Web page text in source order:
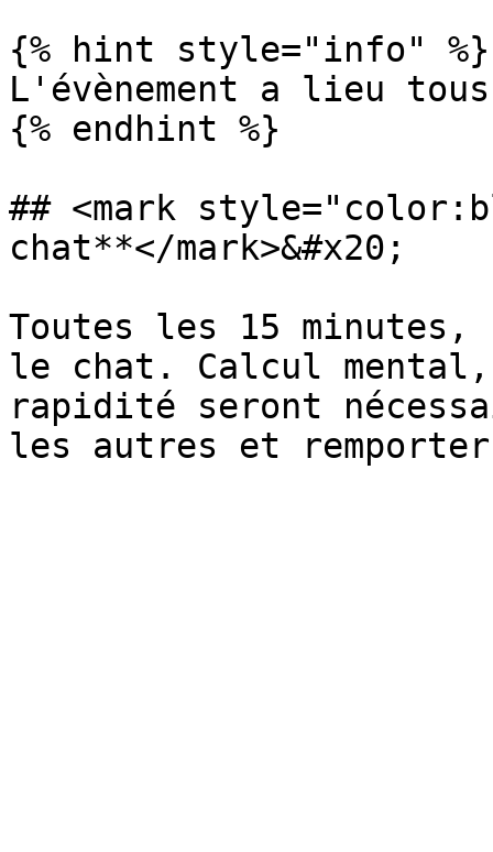
{% hint style="info" %}
L'évènement a lieu
{% endhint %}
## <mark
chat**</mark>&#x20;
Toutes les 15 minutes,
le chat. Calcul
rapidité seront